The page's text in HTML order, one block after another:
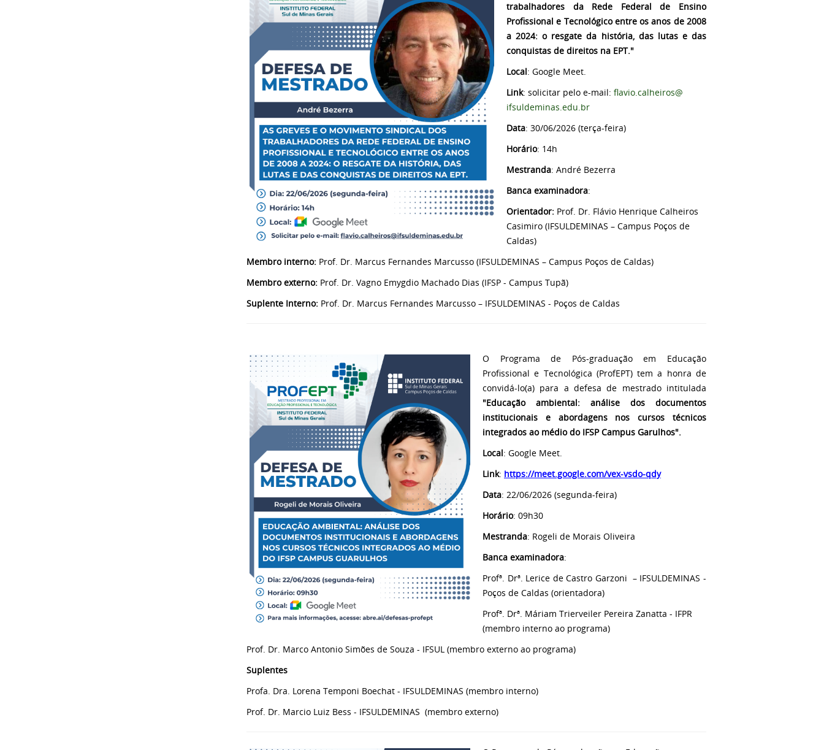
trabalhadores da Rede Federal de Ensino
Profissional e Tecnológico entre os anos de 2008
a 2024: o resgate da história, das lutas e das
conquistas de direitos na EPT."
Local: Google Meet.
Link: solicitar pelo e-mail: flavio.calheiros@
ifsuldeminas.edu.br
Data: 30/06/2026 (terça-feira)
Horário: 14h
Mestranda: André Bezerra
Banca examinadora:
Orientador: Prof. Dr. Flávio Henrique Calheiros
Casimiro (IFSULDEMINAS – Campus Poços de
Caldas)
Membro interno: Prof. Dr. Marcus Fernandes Marcusso (IFSULDEMINAS – Campus Poços de Caldas)
Membro externo: Prof. Dr. Vagno Emygdio Machado Dias (IFSP - Campus Tupã)
Suplente Interno: Prof. Dr. Marcus Fernandes Marcusso – IFSULDEMINAS - Poços de Caldas
O Programa de Pós-graduação em Educação
Profissional e Tecnológica (ProfEPT) tem a honra de
convidá-lo(a) para a defesa de mestrado intitulada
"Educação ambiental: análise dos documentos
institucionais e abordagens nos cursos técnicos
integrados ao médio do IFSP Campus Garulhos".
Local: Google Meet.
Link: https://meet.google.com/vex-vsdo-qdy
Data: 22/06/2026 (segunda-feira)
Horário: 09h30
Mestranda: Rogeli de Morais Oliveira
Banca examinadora:
Profª. Drª. Lerice de Castro Garzoni – IFSULDEMINAS -
Poços de Caldas (orientadora)
Profª. Drª. Máriam Trierveiler Pereira Zanatta - IFPR
(membro interno ao programa)
Prof. Dr. Marco Antonio Simões de Souza - IFSUL (membro externo ao programa)
Suplentes
Profa. Dra. Lorena Temponi Boechat - IFSULDEMINAS (membro interno)
Prof. Dr. Marcio Luiz Bess - IFSULDEMINAS (membro externo)